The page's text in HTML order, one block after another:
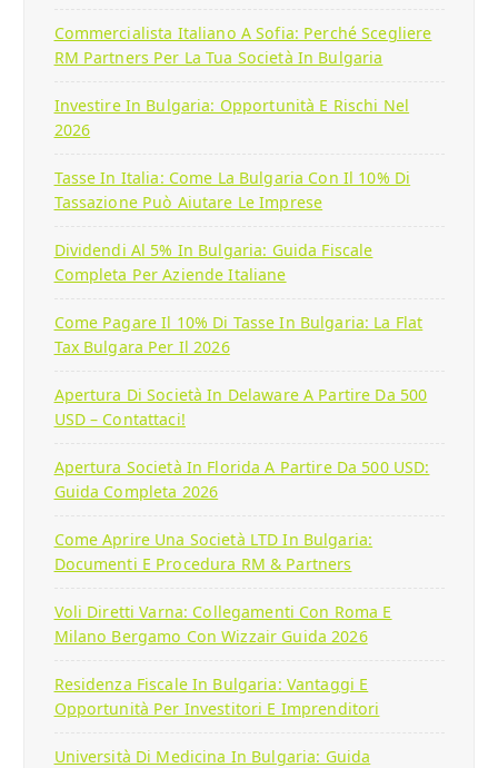
Commercialista Italiano A Sofia: Perché Scegliere
RM Partners Per La Tua Società In Bulgaria
Investire In Bulgaria: Opportunità E Rischi Nel
2026
Tasse In Italia: Come La Bulgaria Con Il 10% Di
Tassazione Può Aiutare Le Imprese
Dividendi Al 5% In Bulgaria: Guida Fiscale
Completa Per Aziende Italiane
Come Pagare Il 10% Di Tasse In Bulgaria: La Flat
Tax Bulgara Per Il 2026
Apertura Di Società In Delaware A Partire Da 500
USD – Contattaci!
Apertura Società In Florida A Partire Da 500 USD:
Guida Completa 2026
Come Aprire Una Società LTD In Bulgaria:
Documenti E Procedura RM & Partners
Voli Diretti Varna: Collegamenti Con Roma E
Milano Bergamo Con Wizzair Guida 2026
Residenza Fiscale In Bulgaria: Vantaggi E
Opportunità Per Investitori E Imprenditori
Università Di Medicina In Bulgaria: Guida